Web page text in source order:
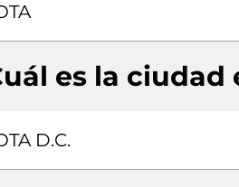
es la ciudad
D.C.